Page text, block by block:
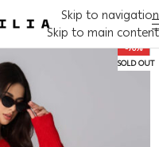
Skip to navigation
Skip to main content
-70%
SOLD OUT